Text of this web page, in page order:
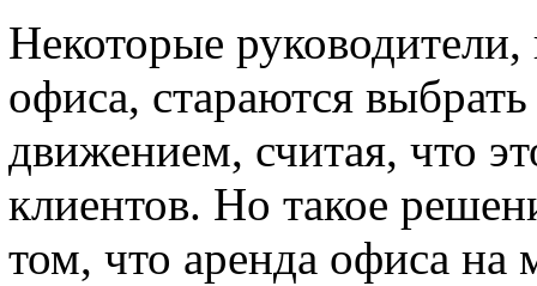
Некоторые
офиса, стараются
движением, считая, что
клиентов. Но такое
том, что аренда офиса на